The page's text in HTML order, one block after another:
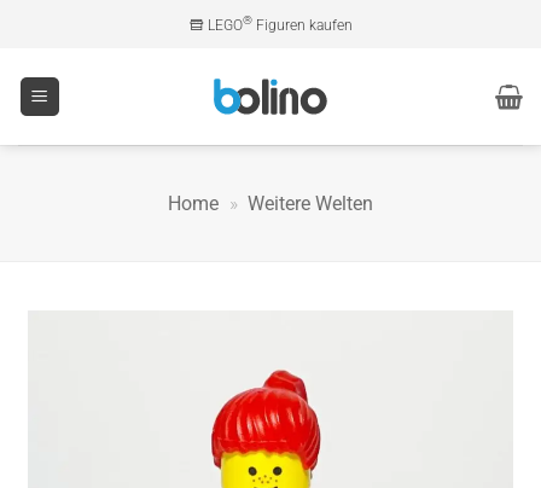
springen
LEGO®Figuren kaufen
Home » Weitere Welten